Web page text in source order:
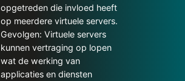
opgetreden die invloed heeft
op meerdere virtuele servers.
Gevolgen: Virtuele servers
kunnen vertraging op lopen
wat de werking van
applicaties en diensten